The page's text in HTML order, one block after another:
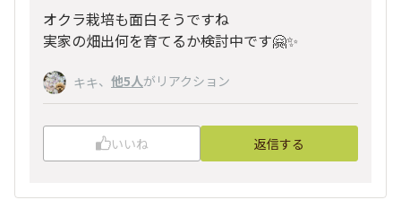
オクラ栽培も面白そうですね
実家の畑出何を育てるか検討中です🤗✨
キキ、 他5人がリアクション
いいね 返信する